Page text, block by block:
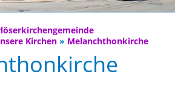
Kirchen » Melanchthonkirche